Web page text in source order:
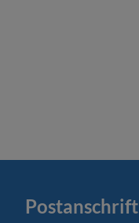
Postanschrift